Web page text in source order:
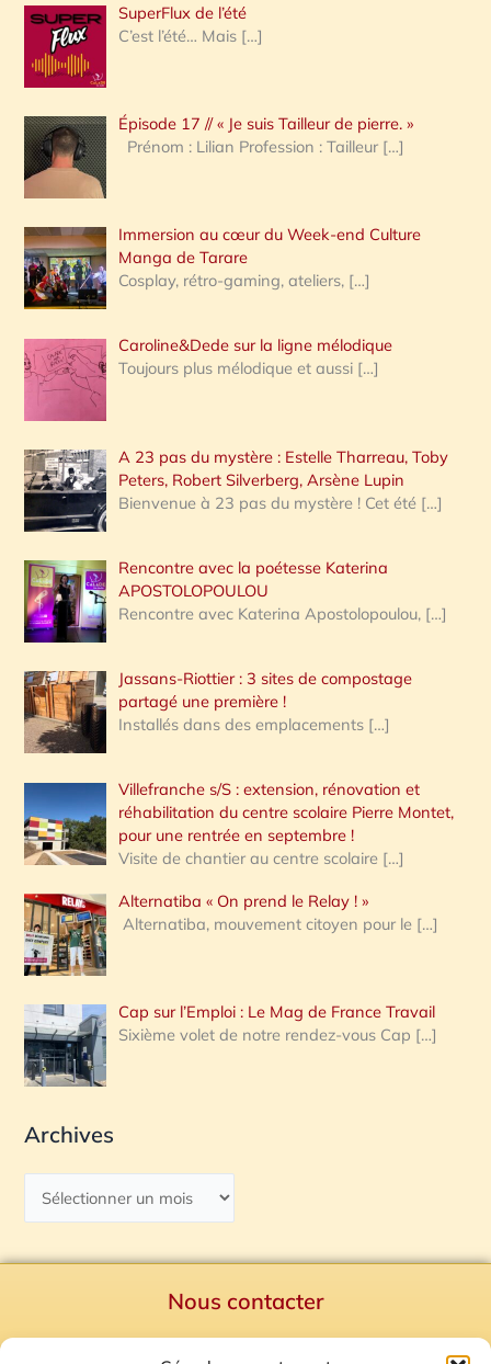
e
r
c
h
e
:
SuperFlux de l’été
C’est l’été… Mais […]
Épisode 17 // « Je suis Tailleur de pierre. »
Prénom : Lilian Profession : Tailleur […]
Immersion au cœur du Week-end Culture
Manga de Tarare
Cosplay, rétro-gaming, ateliers, […]
Caroline&Dede sur la ligne mélodique
Toujours plus mélodique et aussi […]
A 23 pas du mystère : Estelle Tharreau, Toby
Peters, Robert Silverberg, Arsène Lupin
Bienvenue à 23 pas du mystère ! Cet été […]
Rencontre avec la poétesse Katerina
APOSTOLOPOULOU
Rencontre avec Katerina Apostolopoulou, […]
Jassans-Riottier : 3 sites de compostage
partagé une première !
Installés dans des emplacements […]
Villefranche s/S : extension, rénovation et
réhabilitation du centre scolaire Pierre Montet,
pour une rentrée en septembre !
Visite de chantier au centre scolaire […]
Alternatiba « On prend le Relay ! »
Alternatiba, mouvement citoyen pour le […]
Cap sur l’Emploi : Le Mag de France Travail
Sixième volet de notre rendez-vous Cap […]
Archives
Nous contacter